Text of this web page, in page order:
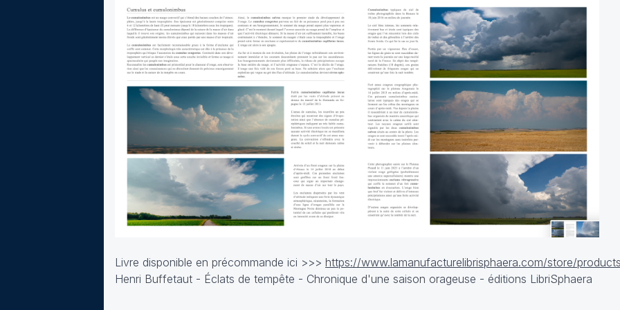
Livre disponible en précommande ici >>> https://www.lamanufacturelibrisphaera.com/store/
Henri Buffetaut - Éclats de tempête - Chronique d'une saison orageuse - éditions LibriSphaera